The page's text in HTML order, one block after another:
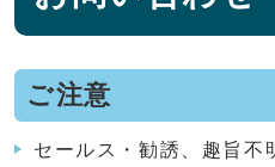
ご注意
セールス・勧誘、趣旨不